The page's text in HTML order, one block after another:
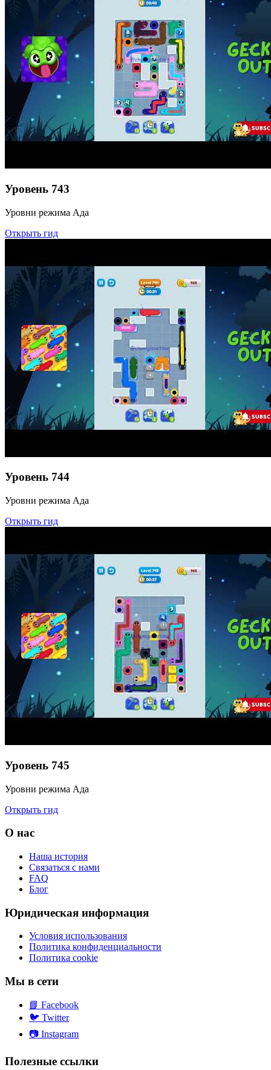
Уровень 743
Уровни режима Ада
Открыть гид
Уровень 744
Уровни режима Ада
Открыть гид
Уровень 745
Уровни режима Ада
Открыть гид
О нас
Наша история
Связаться с нами
FAQ
Блог
Юридическая информация
Условия использования
Политика конфиденциальности
Политика cookie
Мы в сети
📘 Facebook
🐦 Twitter
📷 Instagram
Полезные ссылки